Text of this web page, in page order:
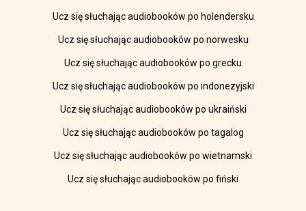
Ucz się słuchając audiobooków po holendersku
Ucz się słuchając audiobooków po norwesku
Ucz się słuchając audiobooków po grecku
Ucz się słuchając audiobooków po indonezyjski
Ucz się słuchając audiobooków po ukraiński
Ucz się słuchając audiobooków po tagalog
Ucz się słuchając audiobooków po wietnamski
Ucz się słuchając audiobooków po fiński